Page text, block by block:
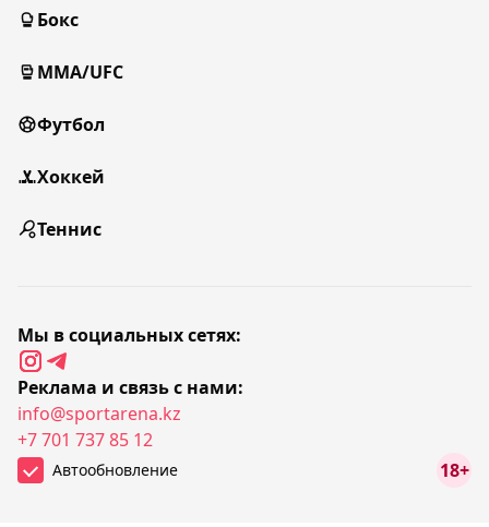
Бокс
MMA/UFC
Футбол
Хоккей
Теннис
Мы в социальных сетях:
Реклама и связь с нами:
info@sportarena.kz
+7 701 737 85 12
Автообновление 18+